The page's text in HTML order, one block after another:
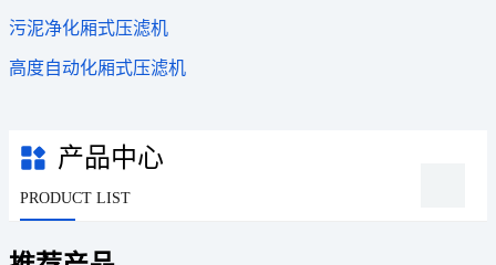
污泥净化厢式压滤机
高度自动化厢式压滤机
产品中心
PRODUCT LIST